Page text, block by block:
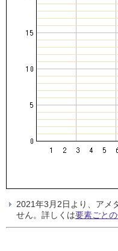
2021年3月2日より、アメ
せん。詳しくは要素ごと